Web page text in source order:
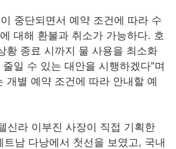
중단되면서 예약 조건에 따라 수
대해 환불과 취소가 가능하다. 호
황 종료 시까지 물 사용을 최소화
일 수 있는 대안을 시행하겠다”며
개별 예약 조건에 따라 안내할 예
신라 이부진 사장이 직접 기획한
트남 다낭에서 첫선을 보였고, 국내